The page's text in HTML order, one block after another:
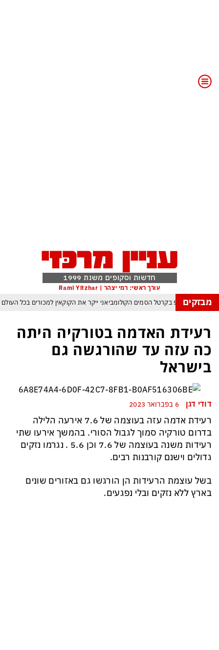
חדשות וסקופים משנת 1999
עורך ראשי: רמי יצהר | Rami Yitzhar
מבזקים
מלחמת טראמפ בקרטל הסמים הקולומביאני ייקר את הקוקאין למכורים בכל העולם
ארדואן, בן סלמן ופקיסטן נחתמה בקריאה לעולם המוסלמי כולו להתאחד נגד ישראל
נכנס לעידן המסוכן ביותר זה עשרות שנים – ובריטניה עלולה לשלם מחיר כבד
עומאן לגבי תפעול משותף של מצר הורמוז – אם טראמפ יאשר המלחמה תסתיים
מי היה מאמין שבאר שבע תנצח את הכוכב האדום?
ומיירטים להגנה – טראמפ נשאר רק עם ציוצי האיום המגוחכים שלא מזיזים לטהרן
רעידת האדמה בטורקיה היתה
כה עזה עד שהורגשה גם
בישראל
דודי דגן
רעידת אדמה עזה בעוצמה של 7.6 אירעה הלילה
בדרום טורקיה סמוך לגבול הסורי. בהמשך אירעו שתי
רעידות משנה בעוצמה של 7.6 וכן 5.6 . נגרמו נזקים
גדולים וישנם קורבנות רבים.
בשל עוצמת הרעידות הן הורגשו גם באזורים שונים
בארץ ללא נזקים ובלי נפגעים.